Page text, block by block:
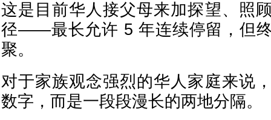
这是目前华人接父母来加探望、照
径——最长允许 5 年连续停留，但
聚。
对于家族观念强烈的华人家庭来说
数字，而是一段段漫长的两地分隔。